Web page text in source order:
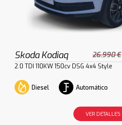
Skoda Kodiaq 26.990 €
2.0 TDI 110KW 150cv DSG 4x4 Style
Diesel Automático
VER DETALLES